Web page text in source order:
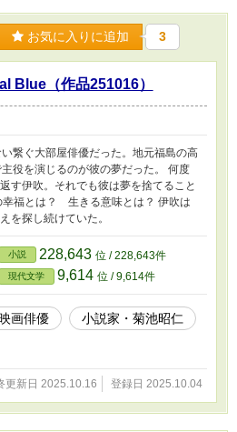
お気に入りに追加 3
Blue（作品251016）
繋ぐ大部屋俳優だった。地元福島の高
役を演じるのが彼の夢だった。 何度
す伊吹。それでも彼は夢を捨てること
幸福とは？ 生きる意味とは？ 伊吹は
を探し続けていた。
小説 228,643 位 / 228,643件
現代文学 9,614 位 / 9,614件
画俳優
小説家・菊池昭仁
更新日 2025.10.16 登録日 2025.10.04